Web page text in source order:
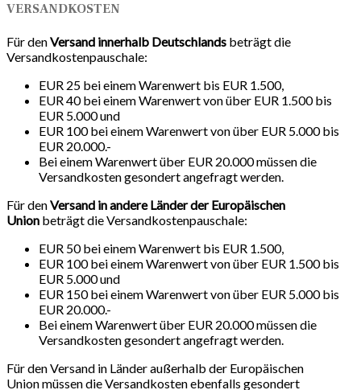
VERSANDKOSTEN
Für denVersand innerhalb Deutschlands beträgt die
Versandkostenpauschale:
EUR 25 bei einem Warenwert bis EUR 1.500,
EUR 40 bei einem Warenwert von über EUR 1.500 bis
EUR 5.000 und
EUR 100 bei einem Warenwert von über EUR 5.000 bis
EUR 20.000.-
Bei einem Warenwert über EUR 20.000 müssen die
Versandkosten gesondert angefragt werden.
Für denVersand in andere Länder der Europäischen
Union beträgt die Versandkostenpauschale:
EUR 50 bei einem Warenwert bis EUR 1.500,
EUR 100 bei einem Warenwert von über EUR 1.500 bis
EUR 5.000 und
EUR 150 bei einem Warenwert von über EUR 5.000 bis
EUR 20.000.-
Bei einem Warenwert über EUR 20.000 müssen die
Versandkosten gesondert angefragt werden.
Für den Versand in Länder außerhalb der Europäischen
Union müssen die Versandkosten ebenfalls gesondert